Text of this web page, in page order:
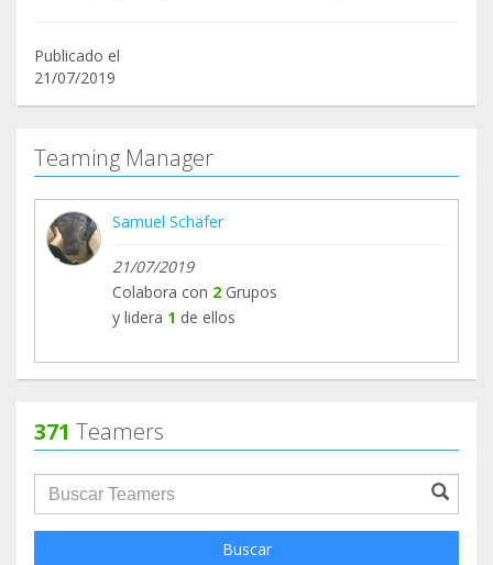
Publicado el
21/07/2019
Teaming Manager
Samuel Schäfer
21/07/2019
Colabora con 2 Grupos
y lidera 1 de ellos
371 Teamers
groupProfile.searchForm.search.text???
Buscar